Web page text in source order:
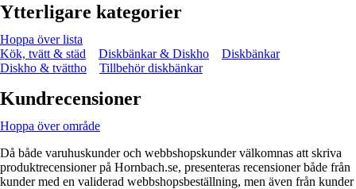
Ytterligare kategorier
Hoppa över lista
Kök, tvätt & städ
Diskbänkar & Diskho
Diskbänkar
Diskho & tvättho
Tillbehör diskbänkar
Kundrecensioner
Hoppa över område
Då både varuhuskunder och webbshopskunder välkomnas att skriva
produktrecensioner på Hornbach.se, presenteras recensioner både från
kunder med en validerad webbshopsbeställning, men även från kunder